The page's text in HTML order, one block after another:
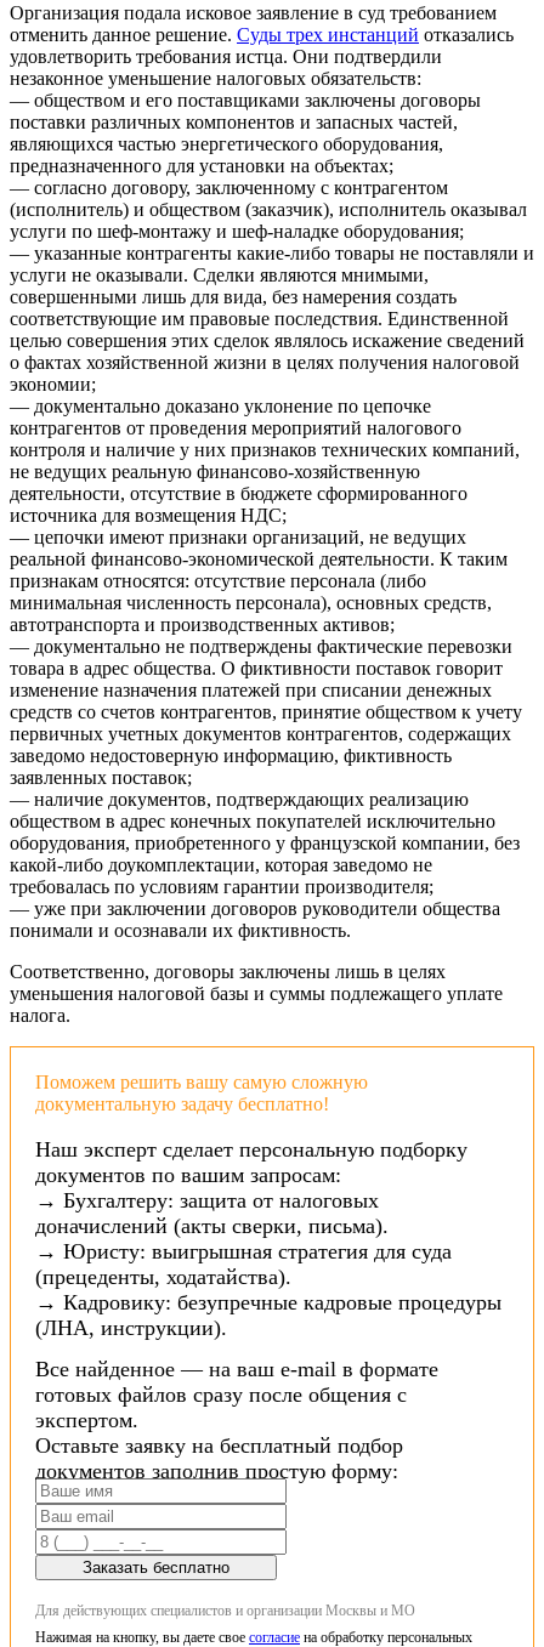
Организация подала исковое заявление в суд требованием
отменить данное решение. Суды трех инстанций отказались
удовлетворить требования истца. Они подтвердили
незаконное уменьшение налоговых обязательств:
— обществом и его поставщиками заключены договоры
поставки различных компонентов и запасных частей,
являющихся частью энергетического оборудования,
предназначенного для установки на объектах;
— согласно договору, заключенному с контрагентом
(исполнитель) и обществом (заказчик), исполнитель оказывал
услуги по шеф-монтажу и шеф-наладке оборудования;
— указанные контрагенты какие-либо товары не поставляли и
услуги не оказывали. Сделки являются мнимыми,
совершенными лишь для вида, без намерения создать
соответствующие им правовые последствия. Единственной
целью совершения этих сделок являлось искажение сведений
о фактах хозяйственной жизни в целях получения налоговой
экономии;
— документально доказано уклонение по цепочке
контрагентов от проведения мероприятий налогового
контроля и наличие у них признаков технических компаний,
не ведущих реальную финансово-хозяйственную
деятельности, отсутствие в бюджете сформированного
источника для возмещения НДС;
— цепочки имеют признаки организаций, не ведущих
реальной финансово-экономической деятельности. К таким
признакам относятся: отсутствие персонала (либо
минимальная численность персонала), основных средств,
автотранспорта и производственных активов;
— документально не подтверждены фактические перевозки
товара в адрес общества. О фиктивности поставок говорит
изменение назначения платежей при списании денежных
средств со счетов контрагентов, принятие обществом к учету
первичных учетных документов контрагентов, содержащих
заведомо недостоверную информацию, фиктивность
заявленных поставок;
— наличие документов, подтверждающих реализацию
обществом в адрес конечных покупателей исключительно
оборудования, приобретенного у французской компании, без
какой-либо доукомплектации, которая заведомо не
требовалась по условиям гарантии производителя;
— уже при заключении договоров руководители общества
понимали и осознавали их фиктивность.
Соответственно, договоры заключены лишь в целях
уменьшения налоговой базы и суммы подлежащего уплате
налога.
Поможем решить вашу самую сложную
документальную задачу бесплатно!
Наш эксперт сделает персональную подборку
документов по вашим запросам:
→ Бухгалтеру: защита от налоговых
доначислений (акты сверки, письма).
→ Юристу: выигрышная стратегия для суда
(прецеденты, ходатайства).
→ Кадровику: безупречные кадровые процедуры
(ЛНА, инструкции).
Все найденное — на ваш e-mail в формате
готовых файлов сразу после общения с
экспертом.
Оставьте заявку на бесплатный подбор
документов заполнив простую форму:
Заказать бесплатно
Для действующих специалистов и организации Москвы и МО
Нажимая на кнопку, вы даете свое согласие на обработку персональных